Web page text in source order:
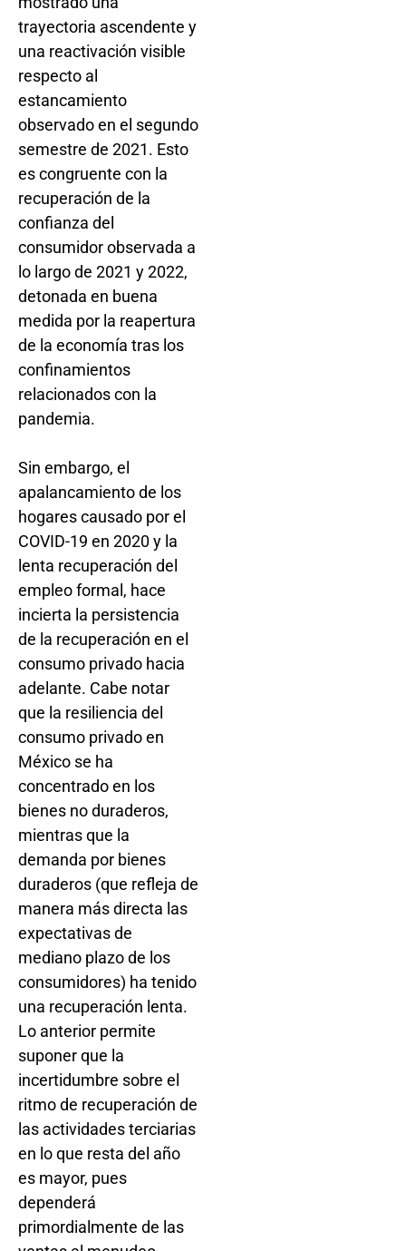
trayectoria ascendente y
una reactivación visible
respecto al
estancamiento
observado en el segundo
semestre de 2021. Esto
es congruente con la
recuperación de la
confianza del
consumidor observada a
lo largo de 2021 y 2022,
detonada en buena
medida por la reapertura
de la economía tras los
confinamientos
relacionados con la
pandemia.
Sin embargo, el
apalancamiento de los
hogares causado por el
COVID-19 en 2020 y la
lenta recuperación del
empleo formal, hace
incierta la persistencia
de la recuperación en el
consumo privado hacia
adelante. Cabe notar
que la resiliencia del
consumo privado en
México se ha
concentrado en los
bienes no duraderos,
mientras que la
demanda por bienes
duraderos (que refleja de
manera más directa las
expectativas de
mediano plazo de los
consumidores) ha tenido
una recuperación lenta.
Lo anterior permite
suponer que la
incertidumbre sobre el
ritmo de recuperación de
las actividades terciarias
en lo que resta del año
es mayor, pues
dependerá
primordialmente de las